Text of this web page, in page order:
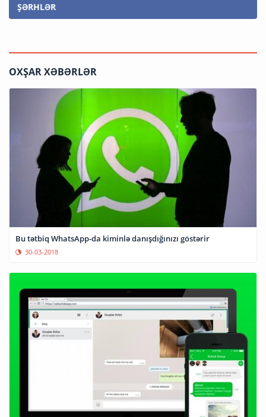
ŞƏRHLƏR
OXŞAR XƏBƏRLƏR
Bu tətbiq WhatsApp-da kiminlə danışdığınızı göstərir
30-03-2018